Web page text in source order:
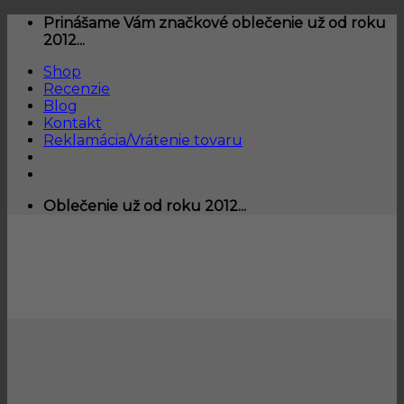
Skip
Prinášame Vám značkové oblečenie už od roku
2012...
Shop
Recenzie
Blog
Kontakt
Reklamácia/Vrátenie tovaru
Oblečenie už od roku 2012...